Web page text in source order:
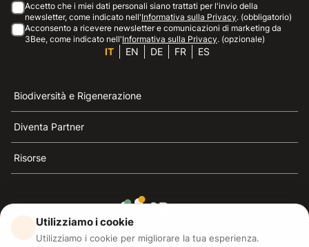
Accetto che i miei dati personali siano trattati per l'invio della
newsletter, come indicato nell'Informativa sulla Privacy. (obbligatorio)
Acconsento a ricevere newsletter e comunicazioni di marketing da
3Bee, come indicato nell'Informativa sulla Privacy. (opzionale)
IT EN DE FR ES
Biodiversità e Rigenerazione
Diventa Partner
Risorse
3Bee è il riferimento della sostenibilità, la difesa delle
Utilizziamo i cookie
Utilizziamo i cookie per migliorare la tua esperienza.